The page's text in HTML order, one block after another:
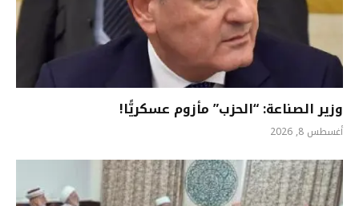
وزير الصناعة: “الحزب” مأزوم عسكريًّا!
أغسطس 8, 2026